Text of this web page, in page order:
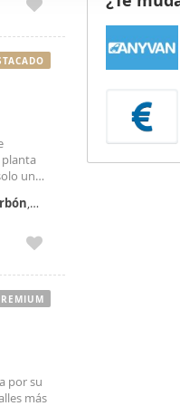
funciones
del
del uso
planta
unos
,
por su
más